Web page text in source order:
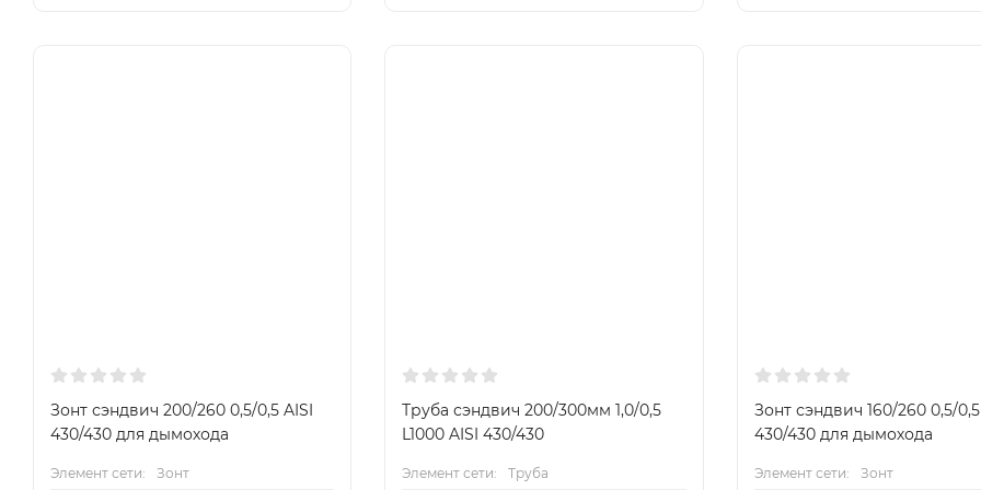
Зонт сэндвич 200/260 0,5/0,5 AISI
430/430 для дымохода
Элемент сети: Зонт
Труба сэндвич 200/300мм 1,0/0,5
L1000 AISI 430/430
Элемент сети: Труба
Зонт сэндвич 160/260 0,5/
430/430 для дымохода
Элемент сети: Зонт